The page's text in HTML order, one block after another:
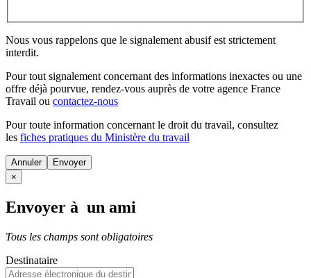
Nous vous rappelons que le signalement abusif est strictement
interdit.
Pour tout signalement concernant des informations inexactes ou une
offre déjà pourvue, rendez-vous auprès de votre agence France
Travail ou contactez-nous
Pour toute information concernant le droit du travail, consultez
les fiches pratiques du Ministère du travail
Annuler
×
Envoyer à un ami
Tous les champs sont obligatoires
Destinataire